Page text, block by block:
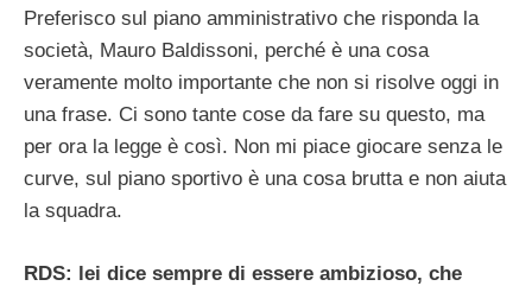
Preferisco sul piano amministrativo che risponda la
società, Mauro Baldissoni, perché è una cosa
veramente molto importante che non si risolve oggi in
una frase. Ci sono tante cose da fare su questo, ma
per ora la legge è così. Non mi piace giocare senza le
curve, sul piano sportivo è una cosa brutta e non aiuta
la squadra.
RDS: lei dice sempre di essere ambizioso, che